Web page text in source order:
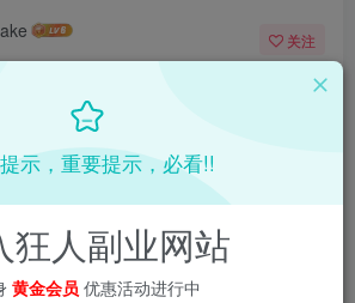
关注
链接进入本站首页：
示，重要提示，必看!!
狂人副业网站
黄金会员 优惠活动进行中